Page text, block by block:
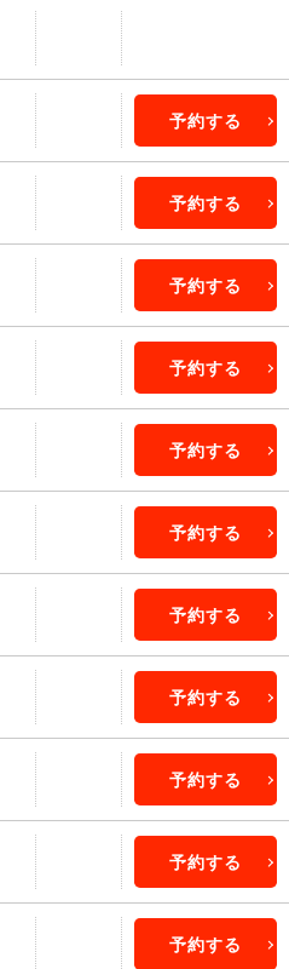
予約する
予約する
予約する
予約する
予約する
予約する
予約する
予約する
予約する
予約する
予約する